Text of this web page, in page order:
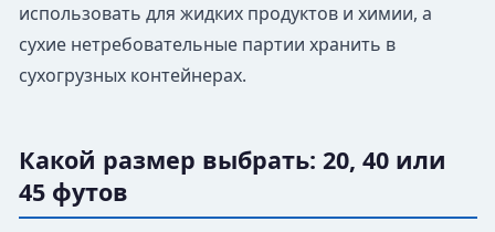
использовать для жидких продуктов и химии, а
сухие нетребовательные партии хранить в
сухогрузных контейнерах.
Какой размер выбрать: 20, 40 или
45 футов